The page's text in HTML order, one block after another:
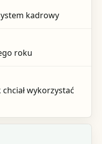
kadrowy
roku
wykorzystać